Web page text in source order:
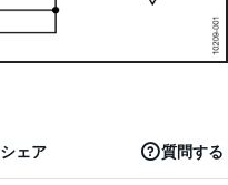
シェア 質問する